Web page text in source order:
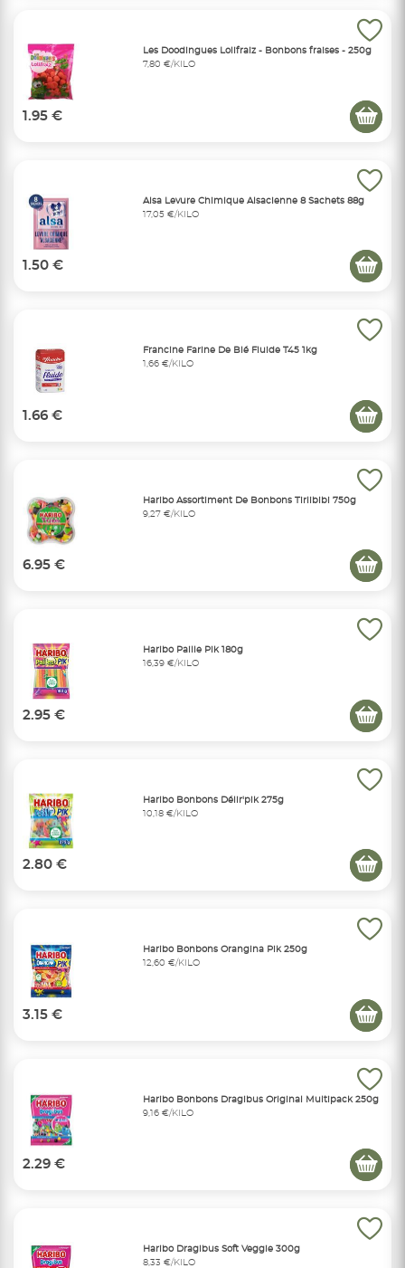
Les Doodingues Lolifraiz - Bonbons fraises - 250g
7,80 €/KILO
1.95 €
Alsa Levure Chimique Alsacienne 8 Sachets 88g
17,05 €/KILO
1.50 €
Francine Farine De Blé Fluide T45 1kg
1,66 €/KILO
1.66 €
Haribo Assortiment De Bonbons Tirlibibi 750g
9,27 €/KILO
6.95 €
Haribo Paille Pik 180g
16,39 €/KILO
2.95 €
Haribo Bonbons Délir'pik 275g
10,18 €/KILO
2.80 €
Haribo Bonbons Orangina Pik 250g
12,60 €/KILO
3.15 €
Haribo Bonbons Dragibus Original Multipack 250g
9,16 €/KILO
2.29 €
Haribo Dragibus Soft Veggie 300g
8,33 €/KILO